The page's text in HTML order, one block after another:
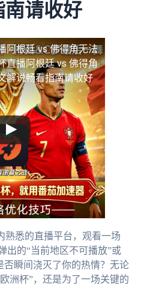
南请收好
阿根廷 vs 佛得角无法
直播阿根廷 vs 佛得角
解说畅看指南请收好
熟悉的直播平台，观看一场
出的“当前地区不可播放”或
否瞬间浇灭了你的热情？无论
洲杯”，还是为了一场关键的